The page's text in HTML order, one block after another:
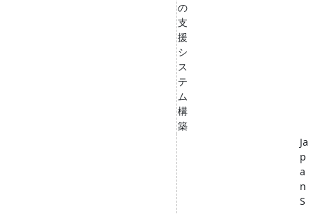
の
支
援
シ
ス
テ
ム
構
築
Ja
p
a
n
S